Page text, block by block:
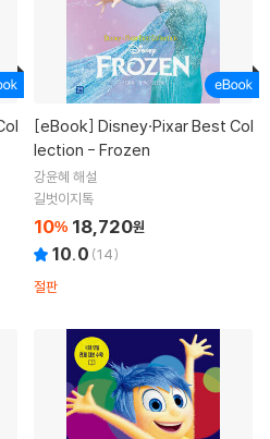
[eBook]
lection - Frozen
강윤혜 해설
길벗이지톡
10% 18,720원
10.0 (14)
절판